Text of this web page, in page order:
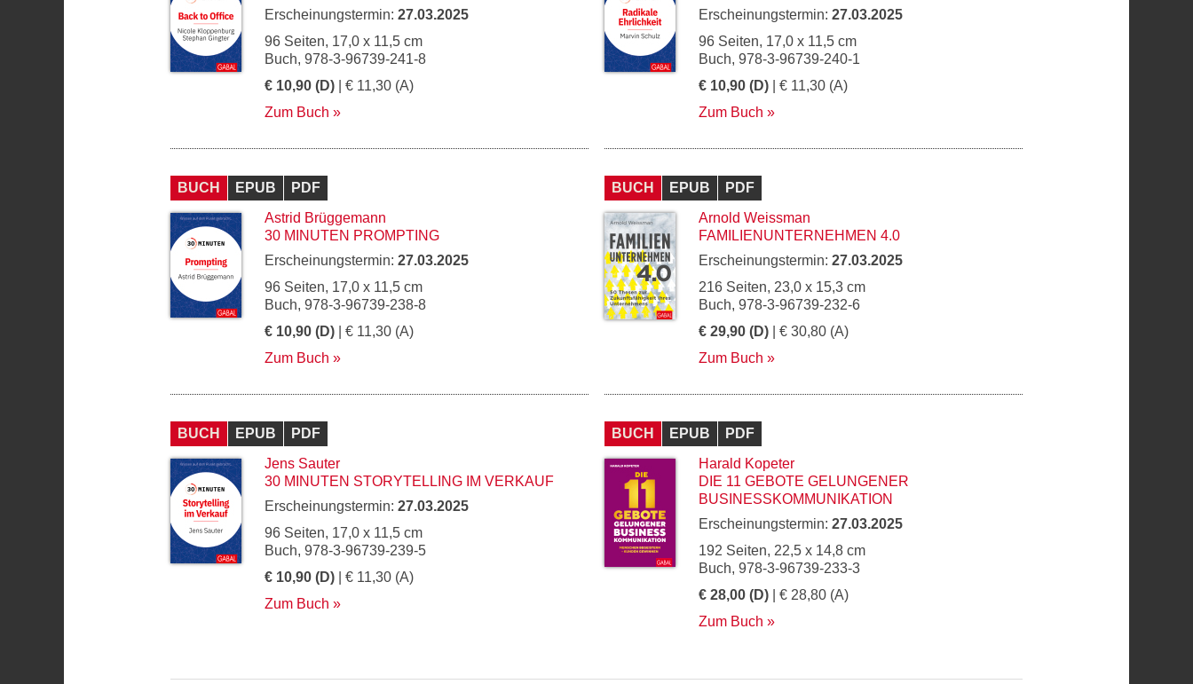
Erscheinungstermin: 27.03.2025
96 Seiten, 17,0 x 11,5 cm
Buch, 978-3-96739-241-8
€ 10,90 (D) | € 11,30 (A)
Zum Buch
Erscheinungstermin: 27.03.2025
96 Seiten, 17,0 x 11,5 cm
Buch, 978-3-96739-240-1
€ 10,90 (D) | € 11,30 (A)
Zum Buch
BUCH EPUB
PDF
Astrid Brüggemann
30 MINUTEN PROMPTING
Erscheinungstermin: 27.03.2025
96 Seiten, 17,0 x 11,5 cm
Buch, 978-3-96739-238-8
€ 10,90 (D) | € 11,30 (A)
Zum Buch
BUCH EPUB
PDF
Arnold Weissman
FAMILIENUNTERNEHMEN 4.0
Erscheinungstermin: 27.03.2025
216 Seiten, 23,0 x 15,3 cm
Buch, 978-3-96739-232-6
€ 29,90 (D) | € 30,80 (A)
Zum Buch
BUCH EPUB
PDF
Jens Sauter
30 MINUTEN STORYTELLING IM VERKAUF
Erscheinungstermin: 27.03.2025
96 Seiten, 17,0 x 11,5 cm
Buch, 978-3-96739-239-5
€ 10,90 (D) | € 11,30 (A)
Zum Buch
BUCH EPUB
PDF
Harald Kopeter
DIE 11 GEBOTE GELUNGENER
BUSINESSKOMMUNIKATION
Erscheinungstermin: 27.03.2025
192 Seiten, 22,5 x 14,8 cm
Buch, 978-3-96739-233-3
€ 28,00 (D) | € 28,80 (A)
Zum Buch